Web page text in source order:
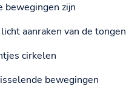
bewegingen zijn
aanraken van de tongen
cirkelen
bewegingen